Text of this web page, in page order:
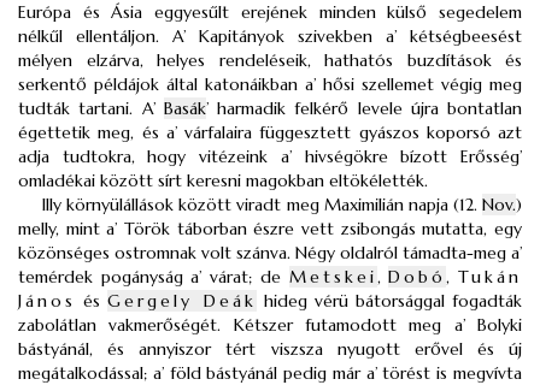
Európa és Ásia eggyesűlt erejének minden külső segedelem
nélkűl ellentáljon. A’ Kapitányok szivekben a’ kétségbeesést
mélyen elzárva, helyes rendeléseik, hathatós buzdítások és
serkentő példájok által katonáikban a’ hősi szellemet végig meg
tudták tartani. A’ Basák’ harmadik felkérő levele újra bontatlan
égettetik meg, és a’ várfalaira függesztett gyászos koporsó azt
adja tudtokra, hogy vitézeink a’ hivségökre bízott Erősség’
omladékai között sírt keresni magokban eltökélették.
Illy környülállások között viradt meg Maximilián napja (12. Nov.)
melly, mint a’ Török táborban észre vett zsibongás mutatta, egy
közönséges ostromnak volt szánva. Négy oldalról támadta-meg a’
temérdek pogányság a’ várat; de Metskei,Dobó,Tukán
János és Gergely Deák hideg vérü bátorsággal fogadták
zabolátlan vakmerőségét. Kétszer futamodott meg a’ Bolyki
bástyánál, és annyiszor tért viszsza nyugott erővel és új
megátalkodással; a’ föld bástyánál pedig már a’ törést is megvívta